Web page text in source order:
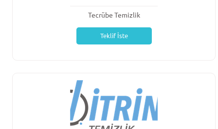
Tecrübe Temizlik
Teklif İste